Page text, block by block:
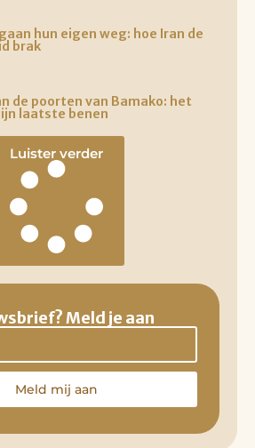
hun eigen weg: hoe Iran de
brak
de poorten van Bamako: het
laatste benen
Luister verder
Meld je aan
Meld mij aan